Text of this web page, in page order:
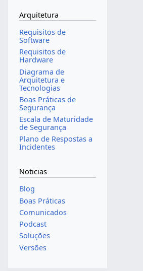
Arquitetura
Requisitos de
Software
Requisitos de
Hardware
Diagrama de
Arquitetura e
Tecnologias
Boas Práticas de
Segurança
Escala de Maturidade
de Segurança
Plano de Respostas a
Incidentes
Noticias
Blog
Boas Práticas
Comunicados
Podcast
Soluções
Versões